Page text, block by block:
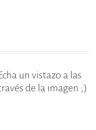
un vistazo a las
de la imagen ;)